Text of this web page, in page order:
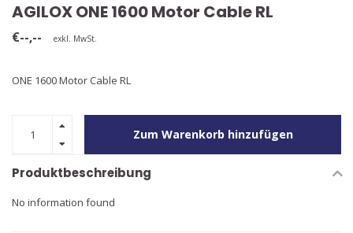
AGILOX ONE 1600 Motor Cable RL
€--,-- exkl. MwSt.
ONE 1600 Motor Cable RL
Zum Warenkorb hinzufügen
Produktbeschreibung
No information found